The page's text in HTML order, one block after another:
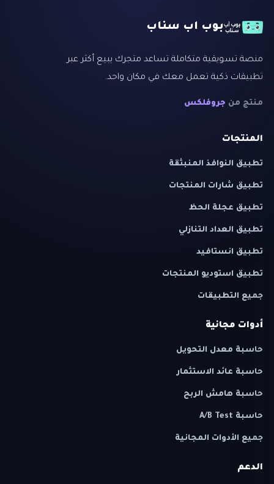
بوب اب سناب
منصة تسويقية متكاملة تساعد متجرك يبيع أكثر عبر
تطبيقات ذكية تعمل معك في مكان واحد.
منتج من جروفلكس
المنتجات
تطبيق النوافذ المنبثقة
تطبيق شارات المنتجات
تطبيق عجلة الحظ
تطبيق العداد التنازلي
تطبيق انستافيد
تطبيق استوديو المنتجات
جميع التطبيقات
أدوات مجانية
حاسبة معدل التحويل
حاسبة عائد الاستثمار
حاسبة هامش الربح
حاسبة A/B Test
جميع الأدوات المجانية
الدعم